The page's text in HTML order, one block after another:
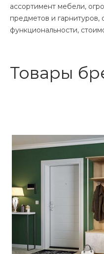
ассортимент мебели,
предметов и
функциональности,
Товары